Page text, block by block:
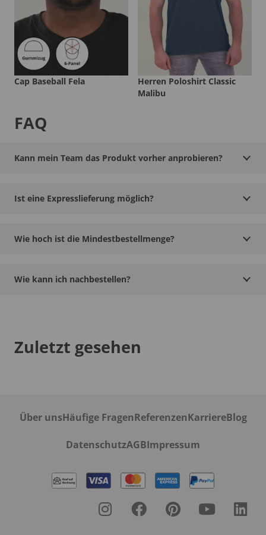
Cap Baseball Fela
Herren Poloshirt Classic
Malibu
FAQ
Kann mein Team das Produkt vorher anprobieren?
Ist eine Expresslieferung möglich?
Wie hoch ist die Mindestbestellmenge?
Wie kann ich nachbestellen?
Zuletzt gesehen
Über unsHäufige FragenReferenzenKarriereBlog
DatenschutzAGBImpressum